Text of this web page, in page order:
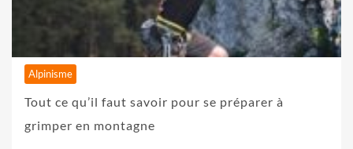
Alpinisme
Tout ce qu’il faut savoir pour se préparer à
grimper en montagne